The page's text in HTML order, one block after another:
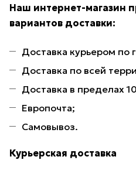
Наш интернет-магазин
вариантов доставки:
Доставка курьером по
Доставка по всей
Доставка в пределах
Европочта;
Самовывоз.
Курьерская доставка